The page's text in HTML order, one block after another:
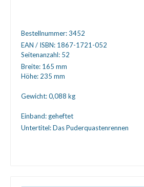
Bestellnummer:3452
EAN / ISBN: 1867-1721-052
Seitenanzahl: 52
Breite: 165 mm
Höhe: 235 mm
Gewicht:0,088 kg
Einband: geheftet
Untertitel:Das Puderquastenrennen